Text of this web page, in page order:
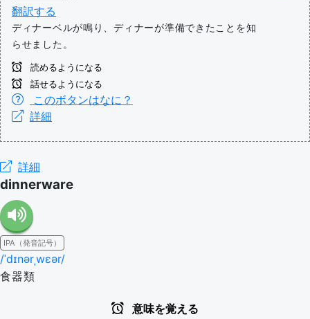
翻訳する
ディナーベルが鳴り、ディナーが準備できたことを知
らせました。
読めるようになる
話せるようになる
このボタンはなに？
詳細
詳細
dinnerware
IPA（発音記号）
/ˈdɪnərˌwɛər/
食器類
意味を覚える